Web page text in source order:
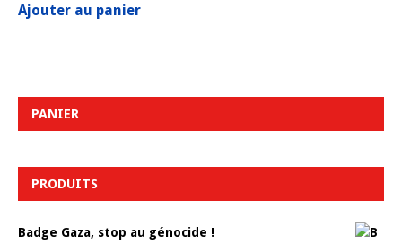
Ajouter au panier
PANIER
PRODUITS
Badge Gaza, stop au génocide !